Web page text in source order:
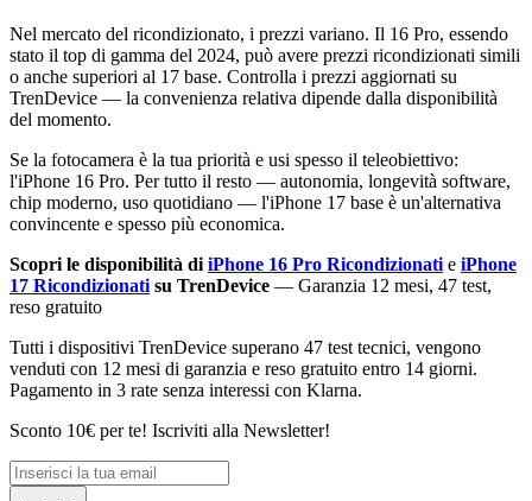
Nel mercato del ricondizionato, i prezzi variano. Il 16 Pro, essendo
stato il top di gamma del 2024, può avere prezzi ricondizionati simili
o anche superiori al 17 base. Controlla i prezzi aggiornati su
TrenDevice — la convenienza relativa dipende dalla disponibilità
del momento.
Se la fotocamera è la tua priorità e usi spesso il teleobiettivo:
l'iPhone 16 Pro. Per tutto il resto — autonomia, longevità software,
chip moderno, uso quotidiano — l'iPhone 17 base è un'alternativa
convincente e spesso più economica.
Scopri le disponibilità di iPhone 16 Pro Ricondizionati e iPhone
17 Ricondizionati su TrenDevice — Garanzia 12 mesi, 47 test,
reso gratuito
Tutti i dispositivi TrenDevice superano 47 test tecnici, vengono
venduti con 12 mesi di garanzia e reso gratuito entro 14 giorni.
Pagamento in 3 rate senza interessi con Klarna.
Sconto 10€ per te! Iscriviti alla Newsletter!